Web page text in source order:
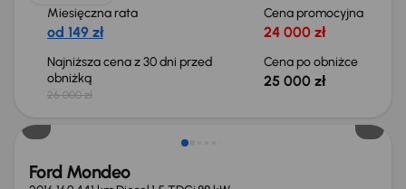
Miesięczna rata
od 149 zł
Cena promocyjna
24 000 zł
Najniższa cena z 30 dni przed
obniżką
26 000 zł
Cena po obniżce
25 000 zł
Ford Mondeo